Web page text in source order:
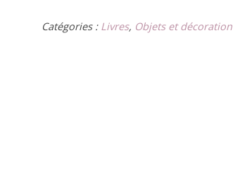
"Foret
d'Emeraude
Catégories : Livres, Objets et décoration